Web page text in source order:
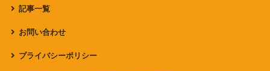
記事一覧
お問い合わせ
プライバシーポリシー